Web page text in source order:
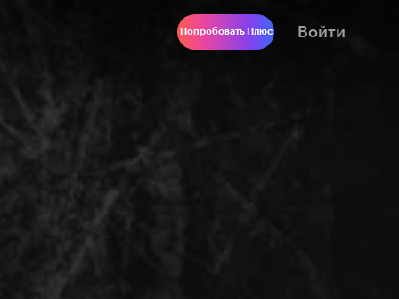
Попробовать Плюс Войти